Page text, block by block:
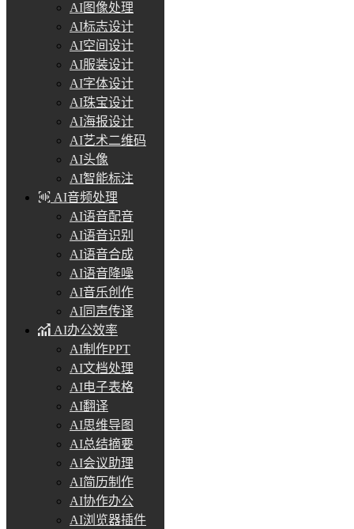
AI图像处理
AI标志设计
AI空间设计
AI服装设计
AI字体设计
AI珠宝设计
AI海报设计
AI艺术二维码
AI头像
AI智能标注
AI音频处理
AI语音配音
AI语音识别
AI语音合成
AI语音降噪
AI音乐创作
AI同声传译
AI办公效率
AI制作PPT
AI文档处理
AI电子表格
AI翻译
AI思维导图
AI总结摘要
AI会议助理
AI简历制作
AI协作办公
AI浏览器插件